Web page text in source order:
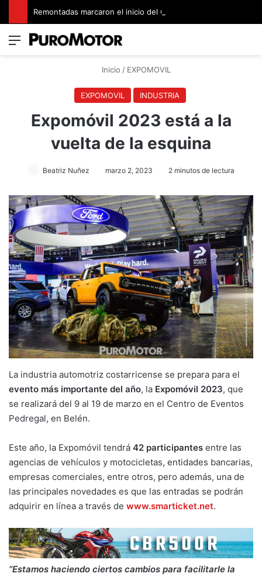
Menú
Inicio / EXPOMOVIL
EXPOMOVIL INDUSTRIA
Expomóvil 2023 está a la
vuelta de la esquina
Beatriz Nuñez marzo 2, 2023 2 minutos de lectura
La industria automotriz costarricense se prepara para el
evento más importante del año, la Expomóvil 2023, que
se realizará del 9 al 19 de marzo en el Centro de Eventos
Pedregal, en Belén.
Este año, la Expomóvil tendrá 42 participantes entre las
agencias de vehículos y motocicletas, entidades bancarias,
empresas comerciales, entre otros, pero además, una de
las principales novedades es que las entradas se podrán
adquirir en línea a través de www.smarticket.net.
“Estamos haciendo ciertos cambios para facilitarle la